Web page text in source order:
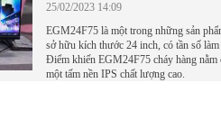
25/02/2023 14:09
EGM24F75 là một trong những sản
sở hữu kích thước 24 inch, có tần số
Điểm khiến EGM24F75 cháy hàng
một tấm nền IPS chất lượng cao.